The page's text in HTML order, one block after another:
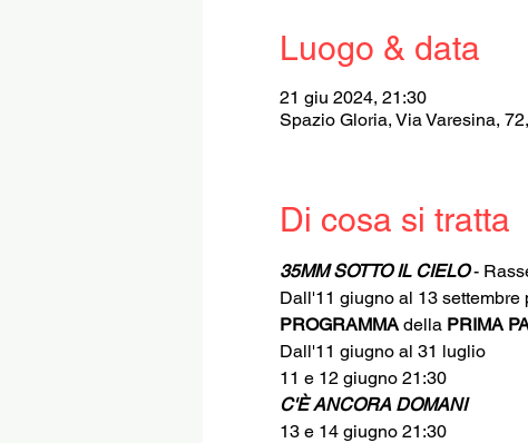
Luogo & data
21 giu 2024, 21:30
Spazio Gloria, Via Varesina,
Di cosa si tratta
35MM SOTTO IL CIELO -
Dall'11 giugno al 13
PROGRAMMA della PRIMA
Dall'11 giugno al 31 luglio
11 e 12 giugno 21:30
C'È ANCORA DOMANI
13 e 14 giugno 21:30